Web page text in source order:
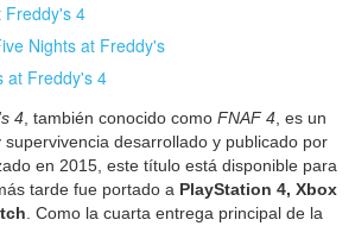
Freddy's 4
Nights at Freddy's
at Freddy's 4
4, también conocido comoFNAF 4, es un
desarrollado y publicado por
en 2015, este título está disponible para
tarde fue portado a PlayStation 4, Xbox
. Como la cuarta entrega principal de la